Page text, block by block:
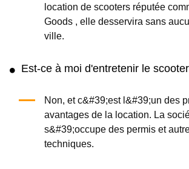
location de scooters réputée
Goods , elle desservira sans
ville.
Est-ce à moi d'entretenir le
Non, et c&#39;est l&#39;un des
avantages de la location. La
s&#39;occupe des permis et
techniques.